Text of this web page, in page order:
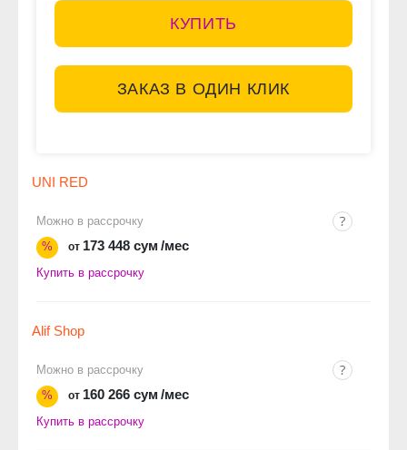
КУПИТЬ
ЗАКАЗ В ОДИН КЛИК
UNI RED
Можно в рассрочку
%
от 173 448 сум /мес
Купить в рассрочку
Alif Shop
Можно в рассрочку
%
от 160 266 сум /мес
Купить в рассрочку